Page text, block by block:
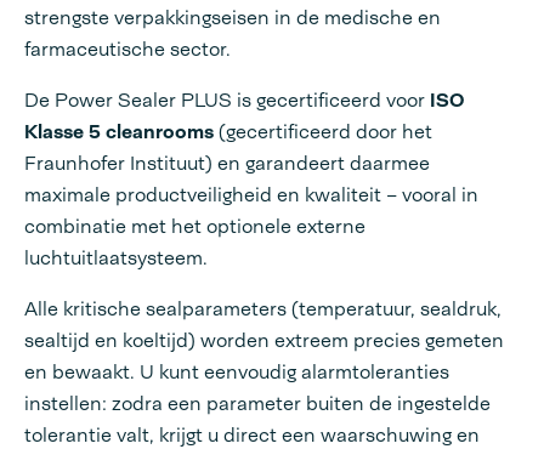
strengste verpakkingseisen in de medische en
farmaceutische sector.
De Power Sealer PLUS is gecertificeerd voor ISO
Klasse 5 cleanrooms(gecertificeerd door het
Fraunhofer Instituut) en garandeert daarmee
maximale productveiligheid en kwaliteit – vooral in
combinatie met het optionele externe
luchtuitlaatsysteem.
Alle kritische sealparameters (temperatuur, sealdruk,
sealtijd en koeltijd) worden extreem precies gemeten
en bewaakt. U kunt eenvoudig alarmtoleranties
instellen: zodra een parameter buiten de ingestelde
tolerantie valt, krijgt u direct een waarschuwing en